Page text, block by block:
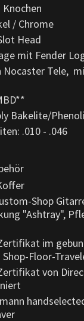
/ Chrome
Head
mit Fender
Nocaster Tele,
Bakelite/
.010 - .046
Shop
"Ashtray",
im
Floor-
von